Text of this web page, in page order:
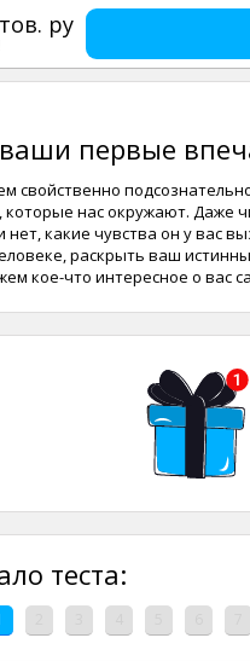
ру
первые
свойственно
которые нас окружают. Даже
нет, какие чувства он у вас
раскрыть ваш
кое-что интересное о вас
теста: